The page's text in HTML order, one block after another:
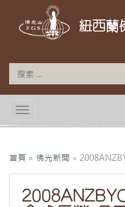
紐西蘭
TOGGLE NAVIGATION
首頁 » 佛光新聞 »